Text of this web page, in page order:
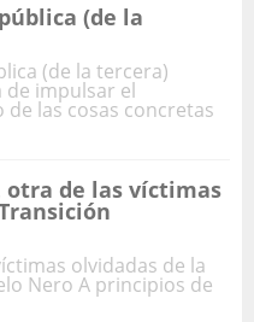
(de la
(de la tercera)
de impulsar el
las cosas concretas
otra de las víctimas
olvidadas de la
Nero A principios de